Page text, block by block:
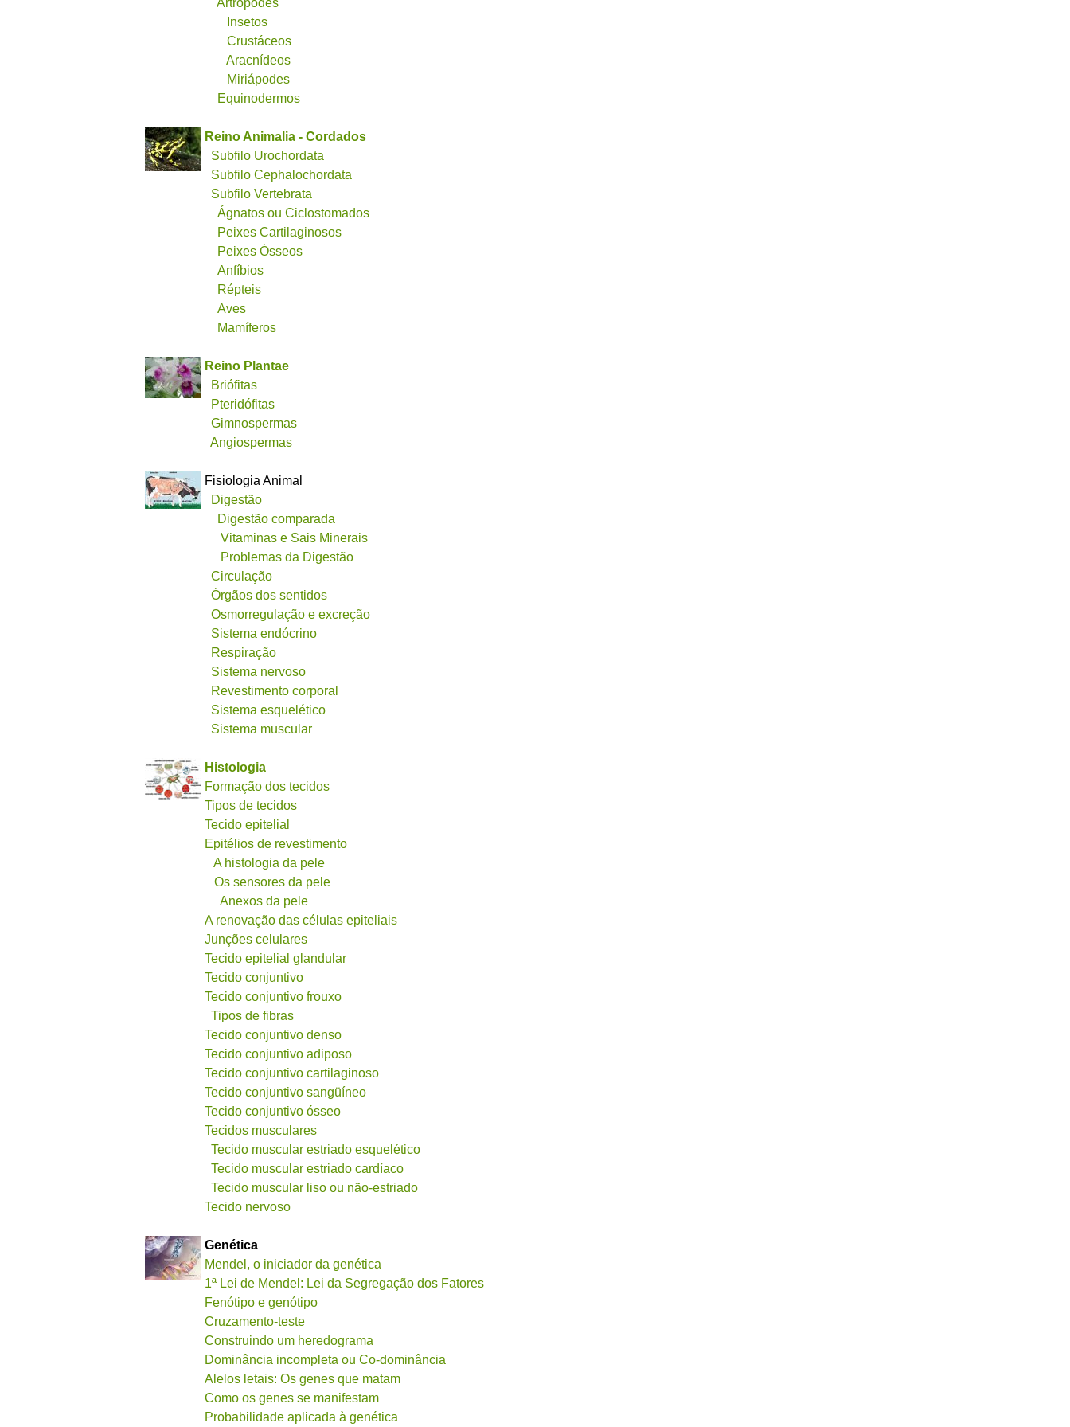
Artropodes
Insetos
Crustáceos
Aracnídeos
Miriápodes
Equinodermos
Reino Animalia - Cordados
Subfilo Urochordata
Subfilo Cephalochordata
Subfilo Vertebrata
Ágnatos ou Ciclostomados
Peixes Cartilaginosos
Peixes Ósseos
Anfíbios
Répteis
Aves
Mamíferos
Reino Plantae
Briófitas
Pteridófitas
Gimnospermas
Angiospermas
Fisiologia Animal
Digestão
Digestão comparada
Vitaminas e Sais Minerais
Problemas da Digestão
Circulação
Órgãos dos sentidos
Osmorregulação e excreção
Sistema endócrino
Respiração
Sistema nervoso
Revestimento corporal
Sistema esquelético
Sistema muscular
Histologia
Formação dos tecidos
Tipos de tecidos
Tecido epitelial
Epitélios de revestimento
A histologia da pele
Os sensores da pele
Anexos da pele
A renovação das células epiteliais
Junções celulares
Tecido epitelial glandular
Tecido conjuntivo
Tecido conjuntivo frouxo
Tipos de fibras
Tecido conjuntivo denso
Tecido conjuntivo adiposo
Tecido conjuntivo cartilaginoso
Tecido conjuntivo sangüíneo
Tecido conjuntivo ósseo
Tecidos musculares
Tecido muscular estriado esquelético
Tecido muscular estriado cardíaco
Tecido muscular liso ou não-estriado
Tecido nervoso
Genética
Mendel, o iniciador da genética
1ª Lei de Mendel: Lei da Segregação dos Fatores
Fenótipo e genótipo
Cruzamento-teste
Construindo um heredograma
Dominância incompleta ou Co-dominância
Alelos letais: Os genes que matam
Como os genes se manifestam
Probabilidade aplicada à genética